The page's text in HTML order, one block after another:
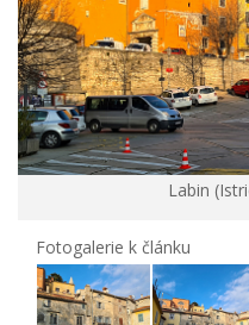
Labin
Fotogalerie k článku